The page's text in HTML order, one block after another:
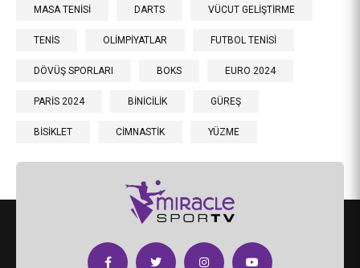
MASA TENİSİ DARTS VÜCUT GELİŞTİRME
TENİS OLİMPİYATLAR FUTBOL TENİSİ
DÖVÜŞ SPORLARI BOKS EURO 2024
PARİS 2024 BİNİCİLİK GÜREŞ
BİSİKLET CİMNASTİK YÜZME